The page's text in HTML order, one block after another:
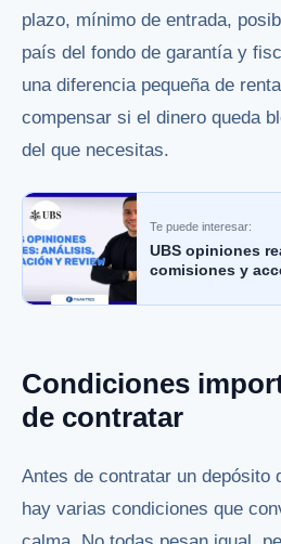
plazo, mínimo de entrada,
país del fondo de garantía y
una diferencia pequeña de
compensar si el dinero queda
del que necesitas.
Te puede interesar:
UBS opiniones
comisiones y
Condiciones
de contratar
Antes de contratar un depósito
hay varias condiciones que